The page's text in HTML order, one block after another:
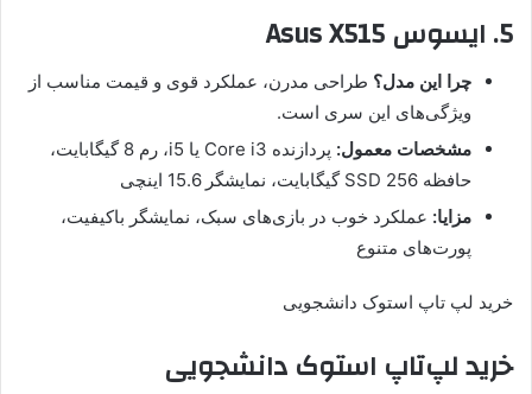
5. ایسوس Asus X515
چرا این مدل؟ طراحی مدرن، عملکرد قوی و قیمت مناسب از
ویژگی‌های این سری است.
مشخصات معمول:
پردازنده Core i3 یا i5، رم 8 گیگابایت،
حافظه SSD 256 گیگابایت، نمایشگر 15.6 اینچی
مزایا: عملکرد خوب در بازی‌های سبک، نمایشگر باکیفیت،
پورت‌های متنوع
خرید لپ تاپ استوک دانشجویی
خرید لپ‌تاپ استوک دانشجویی